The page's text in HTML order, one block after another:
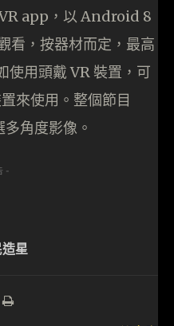
app，以 Android 8
看，按器材而定，最高
使用頭戴 VR 裝置，可
來使用。整個節目
角度影像。
-
星